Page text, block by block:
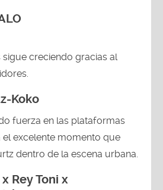
sigue creciendo gracias al
Koko
fuerza en las plataformas
excelente momento que
dentro de la escena urbana.
Rey Toni x